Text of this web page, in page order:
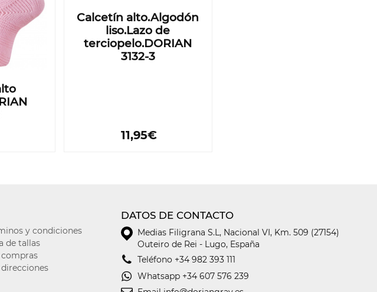
Calcetín alto.Algodón
liso.Lazo de
terciopelo.DORIAN
3132-3
11,95€
y condiciones
de tallas
compras
direcciones
DATOS DE CONTACTO
Medias Filigrana S.L, Nacional VI, Km. 509 (27154)
Outeiro de Rei - Lugo, España
Teléfono +34 982 393 111
Whatsapp +34 607 576 239